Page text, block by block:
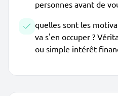
personnes avant de
quelles sont les
va s'en occuper ?
ou simple intérêt